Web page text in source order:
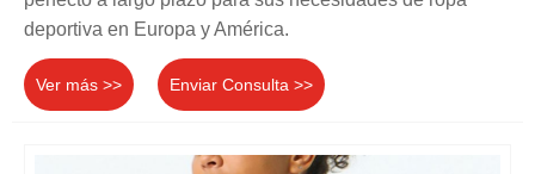
deportiva en Europa y América.
Ver más >> Enviar Consulta >>